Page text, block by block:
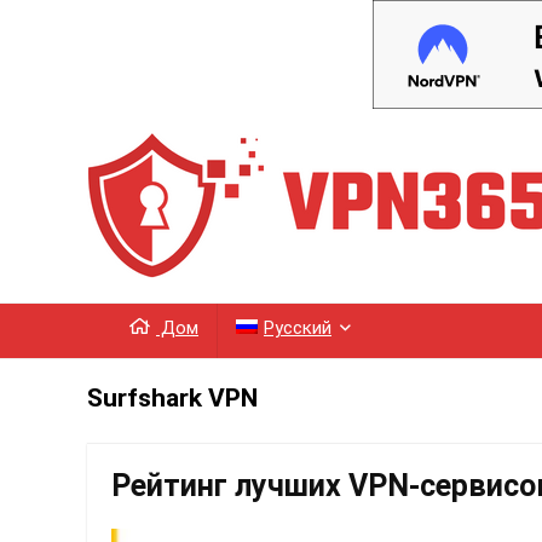
Дом Русский
Surfshark VPN
Рейтинг лучших VPN-